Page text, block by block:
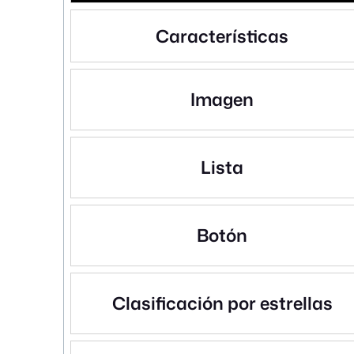
Características
Imagen
Lista
Botón
Clasificación por estrellas